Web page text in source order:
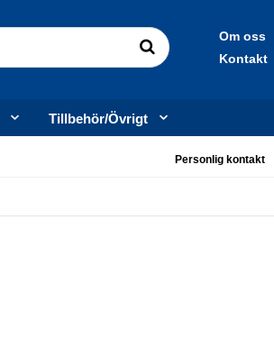
Om oss
Kontakt
Tillbehör/Övrigt
Personlig kontakt